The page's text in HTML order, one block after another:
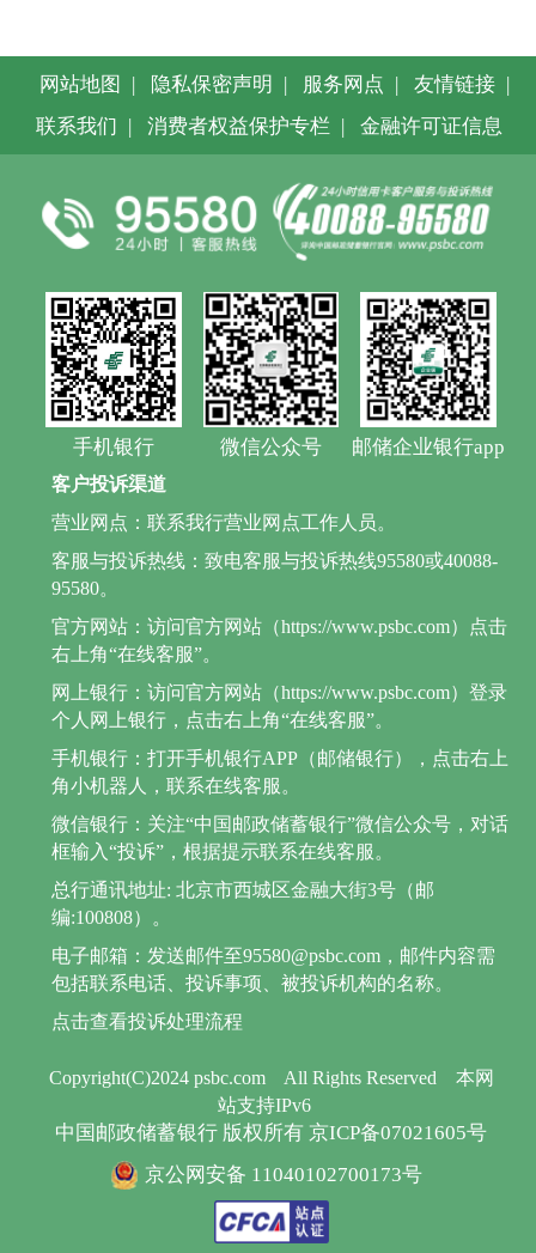
网站地图 | 隐私保密声明 | 服务网点 | 友情链接 |
联系我们 | 消费者权益保护专栏 | 金融许可证信息
手机银行 微信公众号 邮储企业银行app
Copyright(C)2024 psbc.com All Rights Reserved
本网
站支持IPv6
中国邮政储蓄银行 版权所有 京ICP备07021605号
京公网安备 11040102700173号
客户投诉渠道
营业网点：联系我行营业网点工作人员。
客服与投诉热线：致电客服与投诉热线95580或40088-
95580。
官方网站：访问官方网站（https://www.psbc.com）点击
右上角“在线客服”。
网上银行：访问官方网站（https://www.psbc.com）登录
个人网上银行，点击右上角“在线客服”。
手机银行：打开手机银行APP（邮储银行），点击右上
角小机器人，联系在线客服。
微信银行：关注“中国邮政储蓄银行”微信公众号，对话
框输入“投诉”，根据提示联系在线客服。
总行通讯地址: 北京市西城区金融大街3号（邮
编:100808）。
电子邮箱：发送邮件至95580@psbc.com，邮件内容需
包括联系电话、投诉事项、被投诉机构的名称。
点击查看投诉处理流程